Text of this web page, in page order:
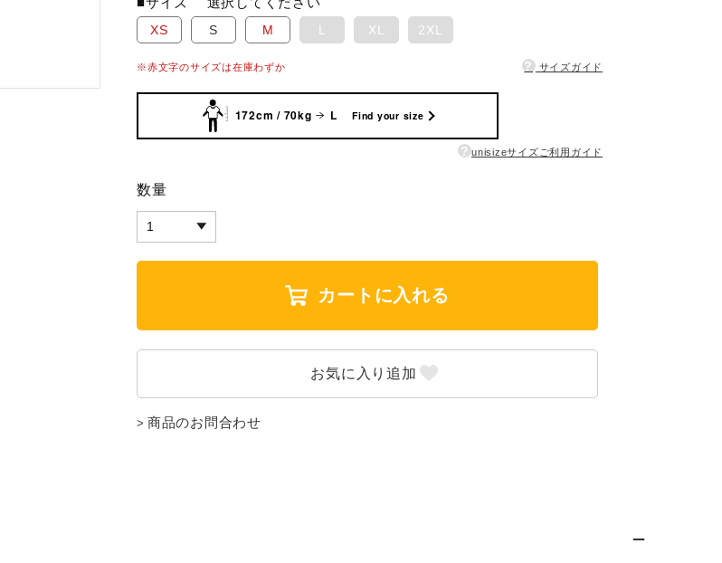
XS S M L XL 2XL
※赤文字のサイズは在庫わずか ? サイズガイド
172cm / 70kg L Find your size
? unisizeサイズご利用ガイド
数量
カートに入れる
商品のお問合わせ